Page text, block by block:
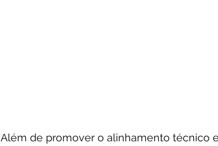
Além de promover o alinhamento técnico